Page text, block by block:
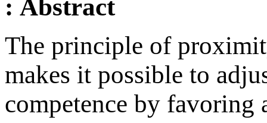
Abstract :
The principle of
makes it possible to
competence by favoring